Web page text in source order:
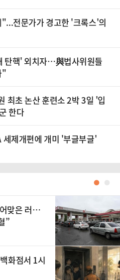
전문가가 경고한 '크록스'의
탄핵' 외치자…與법사위원들
"
최초 논산 훈련소 2박 3일 '입
한다
제개편에 개미 '부글부글'
●
맞은 러…
”
화점서 1시